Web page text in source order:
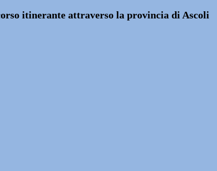
itinerante attraverso la provincia di Ascoli